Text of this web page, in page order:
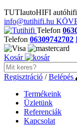
TUTIautoHIFI autóhifi
info@tutihifi.hu
Telefon
Telefon 06309742702
Kosár
Regisztráció /Belépés
Termékeink
Üzletünk
Referenciák
Kapcsolat